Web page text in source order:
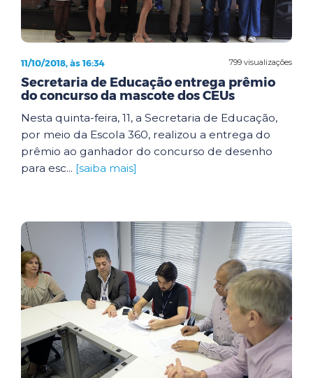
799 visualizações
11/10/2018, às 16:34
Secretaria de Educação entrega prêmio
do concurso da mascote dos CEUs
Nesta quinta-feira, 11, a Secretaria de Educação,
por meio da Escola 360, realizou a entrega do
prêmio ao ganhador do concurso de desenho
para esc... [saiba mais]